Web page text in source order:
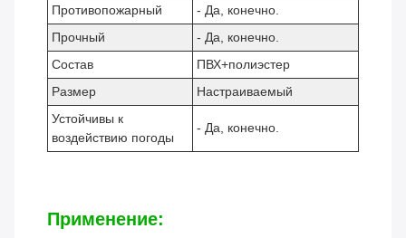
Противопожарный
- Да, конечно.
Прочный
- Да, конечно.
Состав
ПВХ+полиэстер
Размер
Настраиваемый
Устойчивы к
воздействию погоды
- Да, конечно.
Применение: